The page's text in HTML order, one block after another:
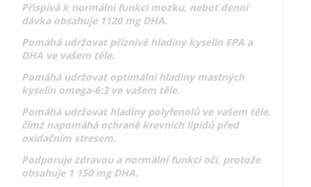
Přispívá k normální funkci mozku, neboť denní
dávka obsahuje 1120 mg DHA.
Pomáhá udržovat příznivé hladiny kyselin EPA a
DHA ve vašem těle.
Pomáhá udržovat optimální hladiny mastných
kyselin omega-6:3 ve vašem těle.
Pomáhá udržovat hladiny polyfenolů ve vašem těle,
čímž napomáhá ochraně krevních lipidů před
oxidačním stresem.
Podporuje zdravou a normální funkci očí, protože
obsahuje 1 150 mg DHA.